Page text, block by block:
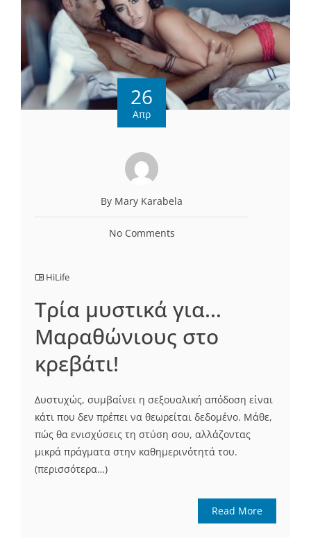
26
Απρ
By Mary Karabela
No Comments
HiLife
Tρία μυστικά για…
Μαραθώνιους στο
κρεβάτι!
Δυστυχώς, συμβαίνει η σεξουαλική απόδοση είναι
κάτι που δεν πρέπει να θεωρείται δεδομένο. Μάθε,
πώς θα ενισχύσεις τη στύση σου, αλλάζοντας
μικρά πράγματα στην καθημερινότητά του.
(περισσότερα…)
Read More